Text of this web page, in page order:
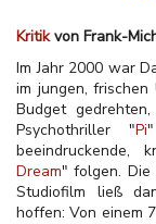
Kritikvon Frank-
Im Jahr 2000 war
im jungen, frischen
Budget
Psychothriller "Pi
beeindruckende,
Dream" folgen. Die
Studiofilm ließ
hoffen: Von einem